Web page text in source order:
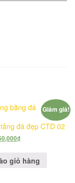
Giảm giá!
đá đẹp CTD 02
₫
giỏ hàng